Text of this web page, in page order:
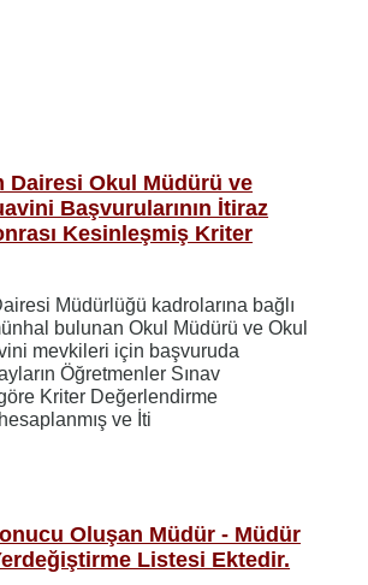
Dairesi Okul Müdürü ve
Başvurularının İtiraz
Kesinleşmiş Kriter
Müdürlüğü kadrolarına bağlı
bulunan Okul Müdürü ve Okul
mevkileri için başvuruda
Öğretmenler Sınav
Kriter Değerlendirme
ve İti
Oluşan Müdür - Müdür
Listesi Ektedir.